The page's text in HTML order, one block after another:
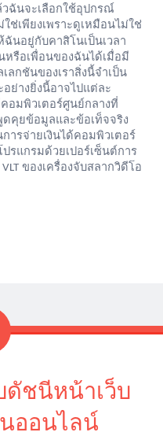
ฉันจะเลือกใช้อุปกรณ์
ใช่เพียงเพราะดูเหมือนไม่ใช่
ฉันอยู่กับคาสิโนเป็นเวลา
รือเพื่อนของฉันได้เมื่อมี
ลกชันของเราสิ่งนี้จำเป็น
ย่างยิ่งนี้อาจไปแต่ละ
อมพิวเตอร์ศูนย์กลางที่
คุยข้อมูลและข้อเท็จจริง
ารจ่ายเงินได้คอมพิวเตอร์
รแกรมด้วยเปอร์เซ็นต์การ
VLT ของเครื่องจับสลากวิดีโอ
ดัชนีหน้าเว็บ
ออนไลน์